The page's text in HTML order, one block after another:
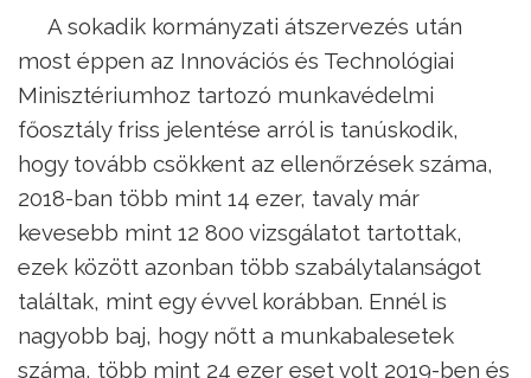
A sokadik kormányzati átszervezés után
most éppen az Innovációs és Technológiai
Minisztériumhoz tartozó munkavédelmi
főosztály friss jelentése arról is tanúskodik,
hogy tovább csökkent az ellenőrzések száma,
2018-ban több mint 14 ezer, tavaly már
kevesebb mint 12 800 vizsgálatot tartottak,
ezek között azonban több szabálytalanságot
találtak, mint egy évvel korábban. Ennél is
nagyobb baj, hogy nőtt a munkabalesetek
száma, több mint 24 ezer eset volt 2019-ben és